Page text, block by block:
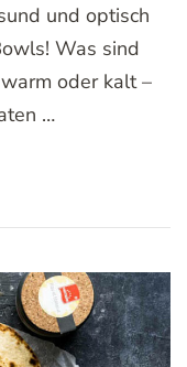
und optisch
Was sind
oder kalt –
…